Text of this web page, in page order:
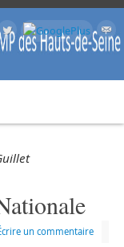
un commentaire